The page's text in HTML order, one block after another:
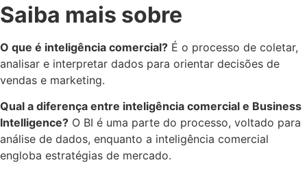
Saiba mais sobre
O que é inteligência comercial? É o processo de coletar,
analisar e interpretar dados para orientar decisões de
vendas e marketing.
Qual a diferença entre inteligência comercial e Business
Intelligence? O BI é uma parte do processo, voltado para
análise de dados, enquanto a inteligência comercial
engloba estratégias de mercado.